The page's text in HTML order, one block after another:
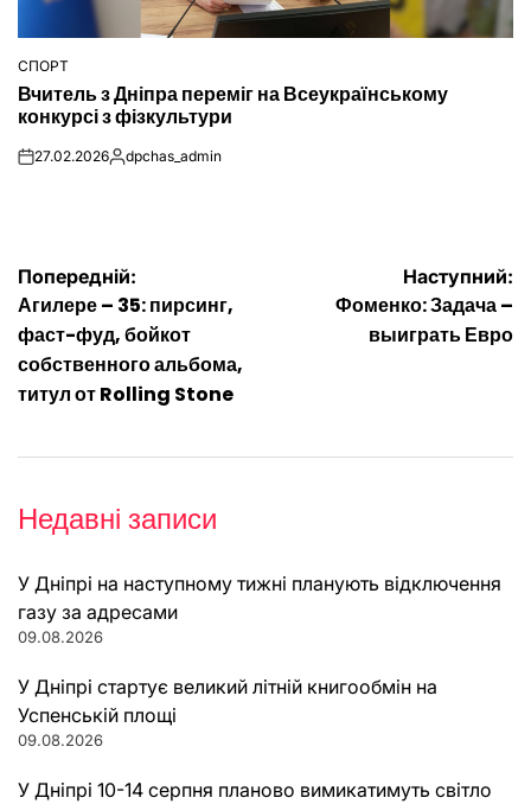
ОПУБЛІКУВАТИ
У
СПОРТ
Вчитель з Дніпра переміг на Всеукраїнському
конкурсі з фізкультури
on27.02.2026Опубліковано
dpchas_admin
Навігація
записів
Попередній:
Агилере – 35: пирсинг,
фаст-фуд, бойкот
собственного альбома,
титул от Rolling Stone
Наступний:
Фоменко: Задача –
выиграть Евро
Недавні записи
У Дніпрі на наступному тижні планують відключення
газу за адресами
09.08.2026
У Дніпрі стартує великий літній книгообмін на
Успенській площі
09.08.2026
У Дніпрі 10-14 серпня планово вимикатимуть світло